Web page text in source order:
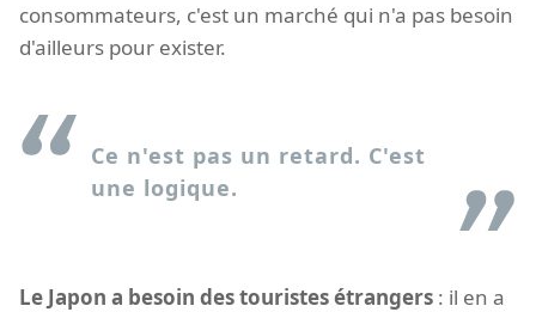
consommateurs, c'est un marché qui n'a pas besoin
d'ailleurs pour exister.
Ce n'est pas un retard. C'est
une logique.
Le Japon a besoin des touristes étrangers : il en a